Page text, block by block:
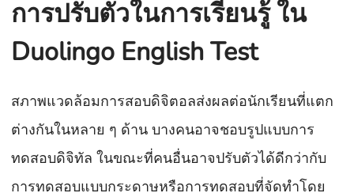
การปรับตัวในการเรียนรู้ ใน
Duolingo English Test
สภาพแวดล้อมการสอบดิจิตอลส่งผลต่อนักเรียนที่แตก
ต่างกันในหลาย ๆ ด้าน บางคนอาจชอบรูปแบบการ
ทดสอบดิจิทัล ในขณะที่คนอื่นอาจปรับตัวได้ดีกว่ากับ
การทดสอบแบบกระดาษหรือการทดสอบที่จัดทำโดย